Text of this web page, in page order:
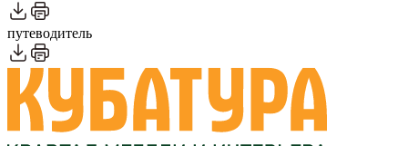
путеводитель